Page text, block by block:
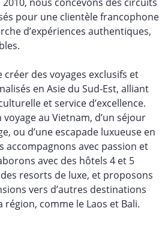
pour une clientèle francophone
d’expériences authentiques,
des voyages exclusifs et
en Asie du Sud-Est, alliant
etservice d’excellence.
voyage au Vietnam, d’un séjour
ou d’une escapade luxueuse en
accompagnons avec passion et
avec des hôtels 4 et 5
des resorts de luxe, et proposons
vers d’autres destinations
comme le Laos et Bali.